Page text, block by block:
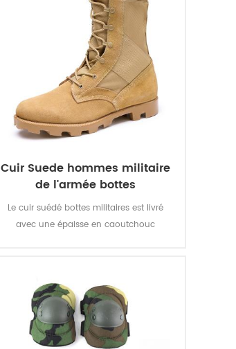
Cuir Suede hommes militaire
de l'armée bottes
Le cuir suédé bottes militaires est livré
avec une épaisse en caoutchouc
Top qualité en cuir véritable réalisation de
bonne qualité, durable, confortable,
perméable à l'air. Avec, en option,
imperméable à l'eau, résistant à l'huile,